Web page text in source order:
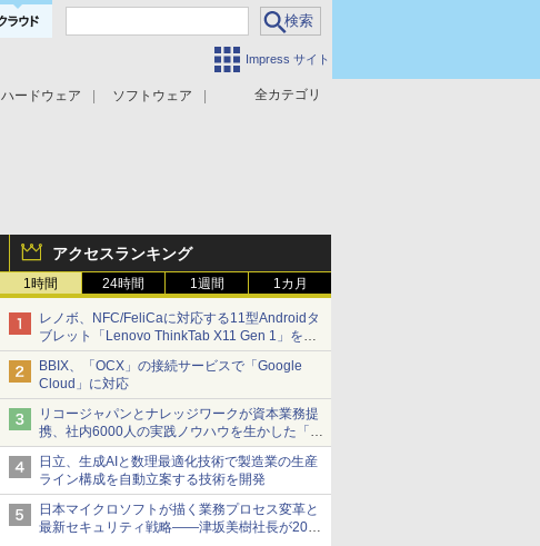
Impress サイト
全カテゴリ
ハードウェア
ソフトウェア
アクセスランキング
1時間 24時間 1週間 1カ月
レノボ、NFC/FeliCaに対応する11型Androidタ
ブレット「Lenovo ThinkTab X11 Gen 1」を発
売
BBIX、「OCX」の接続サービスで「Google
Cloud」に対応
リコージャパンとナレッジワークが資本業務提
携、社内6000人の実践ノウハウを生かした「AI
商談記録 for RICOH」を展開へ
日立、生成AIと数理最適化技術で製造業の生産
ライン構成を自動立案する技術を開発
日本マイクロソフトが描く業務プロセス変革と
最新セキュリティ戦略――津坂美樹社長が2027